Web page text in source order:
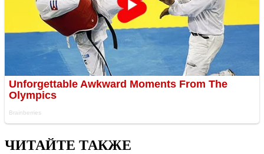
ЧИТАЙТЕ ТАКЖЕ